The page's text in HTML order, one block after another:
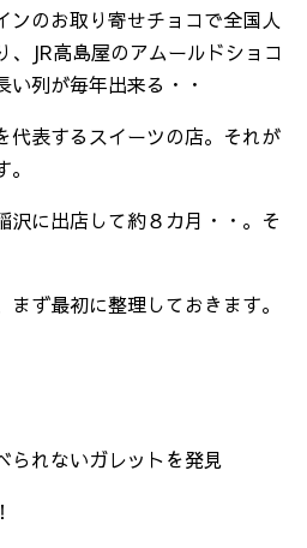
ンのお取り寄せチョコで全国人
、JR高島屋のアムールドショコ
い列が毎年出来る・・
代表するスイーツの店。それが
沢に出店して約８カ月・・。そ
ず最初に整理しておきます。
れないガレットを発見